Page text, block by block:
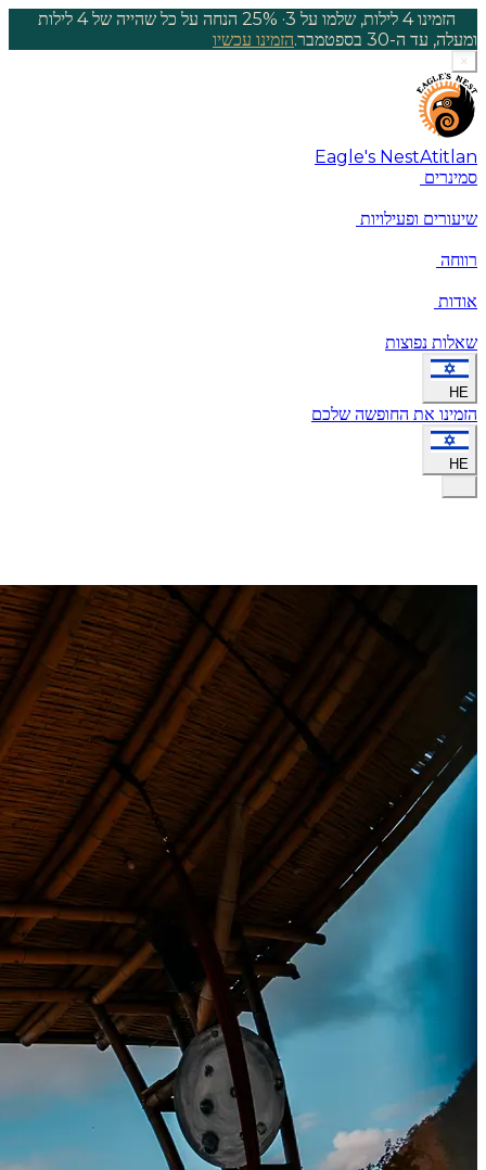
הזמינו 4 לילות, שלמו על 3 ·
25% הנחה על כל שהייה של 4 לילות
ומעלה, עד ה-30 בספטמבר.
הזמינו עכשיו
×
Eagle's NestAtitlan
סמינרים
שיעורים ופעילויות
רווחה
אודות
שאלות נפוצות
HE
הזמינו את החופשה שלכם
HE